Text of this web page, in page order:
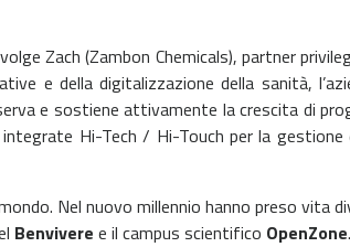
Zach (Zambon Chemicals), partner
e della digitalizzazione della sanità,
e sostiene attivamente la crescita di
Hi-Tech / Hi-Touch per la gestione
Nel nuovo millennio hanno preso vita
Benvivere e il campus scientifico OpenZone.